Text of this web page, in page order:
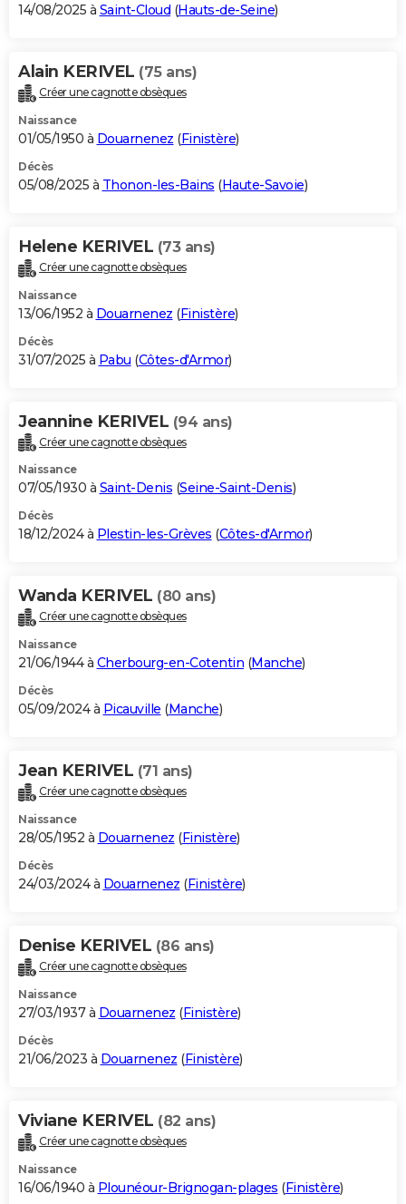
S'inscrire
Se connecter
Lycées
Collèges
Primaires
Universités
Entreprises
Service militaire
Avis de recherche
AVIS DE DÉCÈS
Bricolage
Lifestyle
Culture
Sport
Auto
Television
Voyage
Cinema
14/08/2025 à Saint-Cloud (Hauts-de-Seine)
Alain KERIVEL (75 ans)
Créer une cagnotte obsèques
Naissance
01/05/1950 à Douarnenez (Finistère)
Décès
05/08/2025 à Thonon-les-Bains (Haute-Savoie)
Helene KERIVEL (73 ans)
Créer une cagnotte obsèques
Naissance
13/06/1952 à Douarnenez (Finistère)
Décès
31/07/2025 à Pabu (Côtes-d'Armor)
Jeannine KERIVEL (94 ans)
Créer une cagnotte obsèques
Naissance
07/05/1930 à Saint-Denis (Seine-Saint-Denis)
Décès
18/12/2024 à Plestin-les-Grèves (Côtes-d'Armor)
Wanda KERIVEL (80 ans)
Créer une cagnotte obsèques
Naissance
21/06/1944 à Cherbourg-en-Cotentin (Manche)
Décès
05/09/2024 à Picauville (Manche)
Jean KERIVEL (71 ans)
Créer une cagnotte obsèques
Naissance
28/05/1952 à Douarnenez (Finistère)
Décès
24/03/2024 à Douarnenez (Finistère)
Denise KERIVEL (86 ans)
Créer une cagnotte obsèques
Naissance
27/03/1937 à Douarnenez (Finistère)
Décès
21/06/2023 à Douarnenez (Finistère)
Viviane KERIVEL (82 ans)
Créer une cagnotte obsèques
Naissance
16/06/1940 à Plounéour-Brignogan-plages (Finistère)